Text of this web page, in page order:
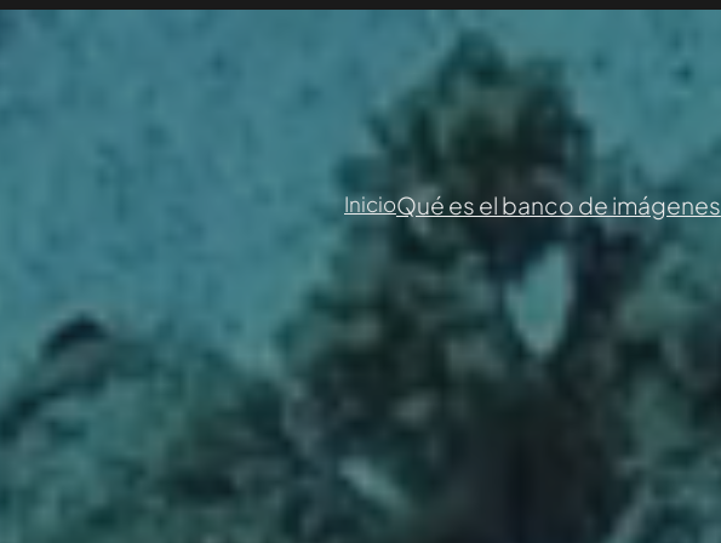
InicioQué es el banco de imágenes